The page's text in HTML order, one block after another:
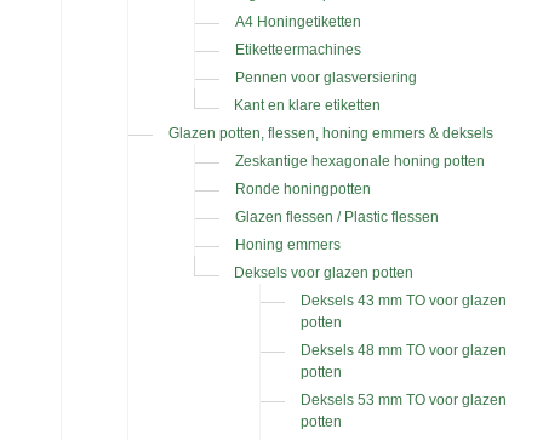
A4 Honingetiketten
Etiketteermachines
Pennen voor glasversiering
Kant en klare etiketten
Glazen potten, flessen, honing emmers & deksels
Zeskantige hexagonale honing potten
Ronde honingpotten
Glazen flessen / Plastic flessen
Honing emmers
Deksels voor glazen potten
Deksels 43 mm TO voor glazen
potten
Deksels 48 mm TO voor glazen
potten
Deksels 53 mm TO voor glazen
potten